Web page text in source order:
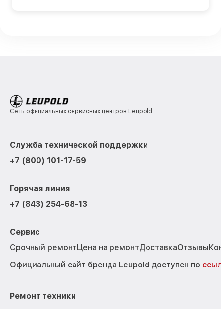
Сеть официальных сервисных центров Leupold
Служба технической поддержки
+7 (800) 101-17-59
Горячая линия
+7 (843) 254-68-13
Сервис
Срочный ремонтЦена на ремонтДоставкаОтзывы
Официальный сайт бренда Leupold доступен по
Ремонт техники